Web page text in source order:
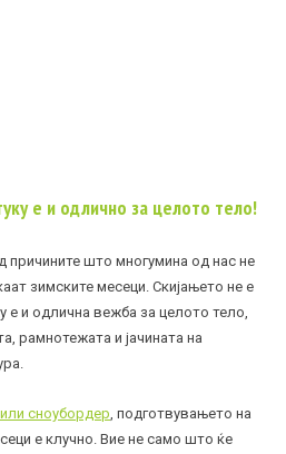
е и одлично за целото тело!
причините што многумина од нас не
зимските месеци. Скијањето не е
е и одлична вежба за целото тело,
рамнотежата и јачината на
или сноубордер , подготвувањето на
е клучно. Вие не само што ќе